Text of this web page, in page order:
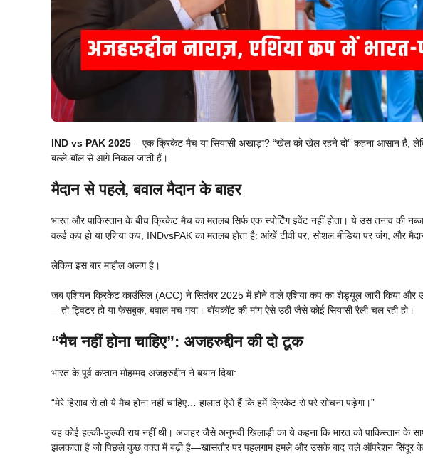
IND vs PAK 2025 – एक क्रिकेट मैच या सियासी अखाड़ा? “खेल को खेल रहने दो” कहना आसान है,
बल्ले-बॉल से आगे निकल जाती हैं।
मैदान से पहले, बवाल मैदान के बाहर
भारत और पाकिस्तान के बीच क्रिकेट मैच का मतलब सिर्फ एक स्पोर्टिंग इवेंट नहीं होता। ये उस तनाव की
वर्ल्ड कप हो या एशिया कप, INDvsPAK का मतलब होता है: आंखें टीवी पर, सोशल मीडिया पर जंग, और
लेकिन इस बार माहौल अलग है।
जब एशियन क्रिकेट काउंसिल (ACC) ने सितंबर 2025 में होने वाले एशिया कप का शेड्यूल जारी किया और
—तो ट्विटर हो या फेसबुक, बवाल मच गया। बॉयकॉट की मांग ऐसे उठी जैसे कोई सियासी रैली चल रही हो।
“मैच नहीं होना चाहिए”: अजहरुद्दीन की दो टूक
भारत के पूर्व कप्तान मोहम्मद अजहरुद्दीन ने बयान दिया:
“मेरे हिसाब से तो ये मैच होना नहीं चाहिए… हालात ऐसे हैं कि हमें क्रिकेट से परे सोचना पड़ेगा।”
यह कोई हल्की-फुल्की राय नहीं थी। अजहर जैसे अनुभवी खिलाड़ी का ये कहना कि भारत को पाकिस्तान के
झलकाता है जो पिछले कुछ वक्त में बढ़ी है—खासतौर पर पहलगाम हमले और उसके बाद चले ऑपरेशन सिंदूर के